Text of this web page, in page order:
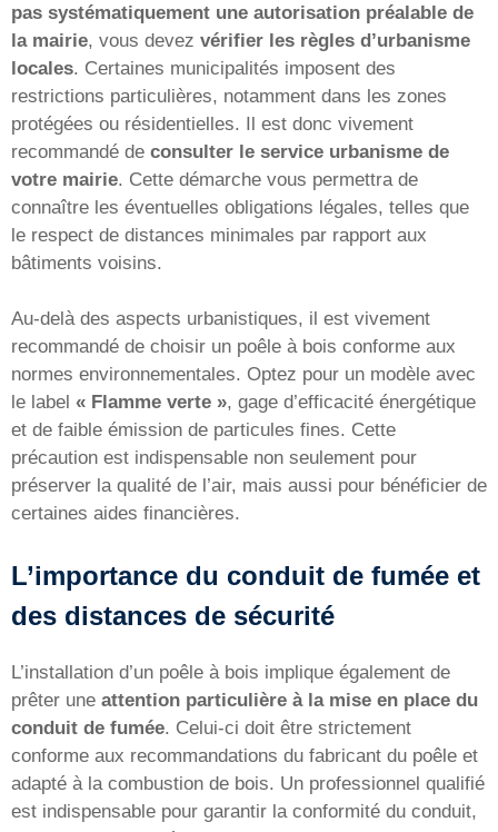
pas systématiquement une autorisation préalable de
la mairie, vous devez vérifier les règles d’urbanisme
locales. Certaines municipalités imposent des
restrictions particulières, notamment dans les zones
protégées ou résidentielles. Il est donc vivement
recommandé de consulter le service urbanisme de
votre mairie. Cette démarche vous permettra de
connaître les éventuelles obligations légales, telles que
le respect de distances minimales par rapport aux
bâtiments voisins.
Au-delà des aspects urbanistiques, il est vivement
recommandé de choisir un poêle à bois conforme aux
normes environnementales. Optez pour un modèle avec
le label « Flamme verte », gage d’efficacité énergétique
et de faible émission de particules fines. Cette
précaution est indispensable non seulement pour
préserver la qualité de l’air, mais aussi pour bénéficier de
certaines aides financières.
L’importance du conduit de fumée et
des distances de sécurité
L’installation d’un poêle à bois implique également de
prêter une attention particulière à la mise en place du
conduit de fumée. Celui-ci doit être strictement
conforme aux recommandations du fabricant du poêle et
adapté à la combustion de bois. Un professionnel qualifié
est indispensable pour garantir la conformité du conduit,